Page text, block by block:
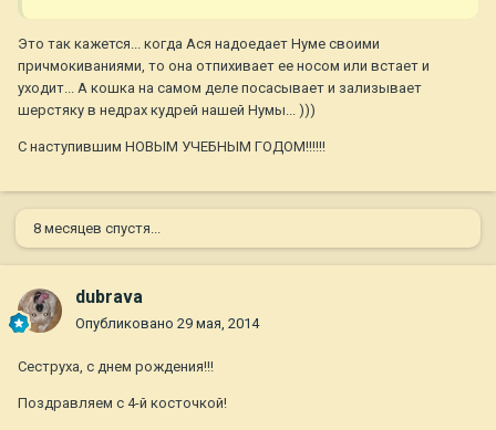
Это так кажется... когда Ася надоедает Нуме своими
причмокиваниями, то она отпихивает ее носом или встает и
уходит... А кошка на самом деле посасывает и зализывает
шерстяку в недрах кудрей нашей Нумы... )))
С наступившим НОВЫМ УЧЕБНЫМ ГОДОМ!!!!!!
8 месяцев спустя...
dubrava
Опубликовано 29 мая, 2014
Сеструха, с днем рождения!!!
Поздравляем с 4-й косточкой!